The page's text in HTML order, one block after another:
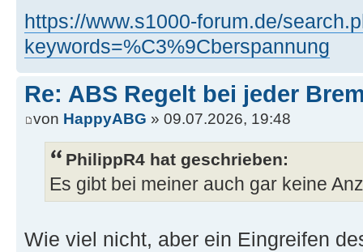
https://www.s1000-forum.de/
keywords=%C3%9Cberspannung
Re: ABS Regelt bei jeder
von HappyABG » 09.07.2026, 19:48
PhilippR4 hat geschrieben:
Es gibt bei meiner auch gar keine
Wie viel nicht, aber ein Eingreifen